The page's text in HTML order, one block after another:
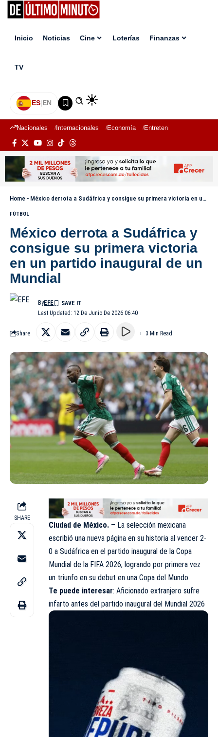
Inicio Noticias Cine Loterías Finanzas
TV
ES|EN
Nacionales Internacionales Economía Entretenimiento
Home - México derrota a Sudáfrica y consigue su primera victoria en un partido inaugural de un Mundial
FÚTBOL
México derrota a Sudáfrica y
consigue su primera victoria
en un partido inaugural de un
Mundial
Last Updated: 12 De Junio De 2026 06:40
ByEFE
Share 3 Min Read
SHARE
Ciudad de México. – La selección mexicana
escribió una nueva página en su historia al vencer 2-
0 a Sudáfrica en el partido inaugural de la Copa
Mundial de la FIFA 2026, logrando por primera vez
un triunfo en su debut en una Copa del Mundo.
Te puede interesar: Aficionado extranjero sufre
infarto antes del partido inaugural del Mundial 2026